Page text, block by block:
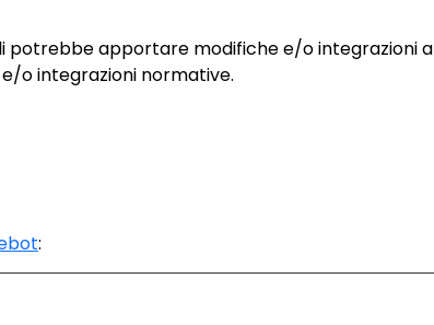
potrebbe apportare modifiche e/o integrazioni a
o integrazioni normative.
: